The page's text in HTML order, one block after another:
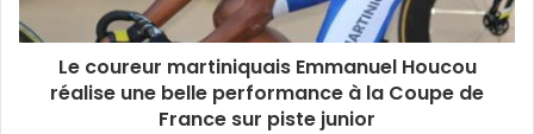
Le coureur martiniquais Emmanuel Houcou
réalise une belle performance à la Coupe de
France sur piste junior